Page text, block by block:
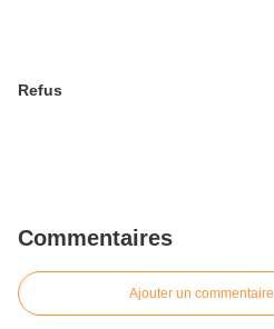
Refus
Commentaires
Ajouter un commentaire